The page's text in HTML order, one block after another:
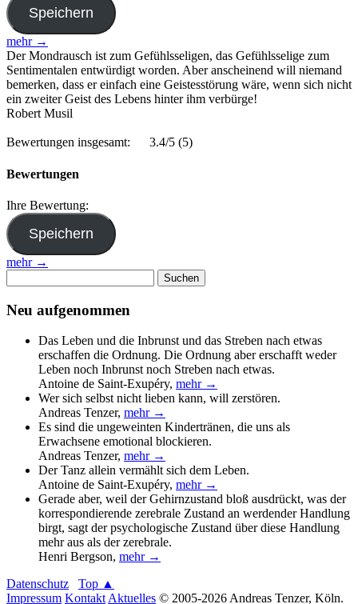
mehr →
Der Mondrausch ist zum Gefühlsseligen, das Gefühlsselige zum
Sentimentalen entwürdigt worden. Aber anscheinend will niemand
bemerken, dass er einfach eine Geistesstörung wäre, wenn sich nicht
ein zweiter Geist des Lebens hinter ihm verbürge!
Robert Musil
Bewertungen insgesamt: 3.4/5 (5)
Bewertungen
Ihre Bewertung:
mehr →
nach:
Neu aufgenommen
Das Leben und die Inbrunst und das Streben nach etwas
erschaffen die Ordnung. Die Ordnung aber erschafft weder
Leben noch Inbrunst noch Streben nach etwas.
Antoine de Saint-Exupéry, mehr →
Wer sich selbst nicht lieben kann, will zerstören.
Andreas Tenzer, mehr →
Es sind die ungeweinten Kindertränen, die uns als
Erwachsene emotional blockieren.
Andreas Tenzer, mehr →
Der Tanz allein vermählt sich dem Leben.
Antoine de Saint-Exupéry, mehr →
Gerade aber, weil der Gehirnzustand bloß ausdrückt, was der
korrespondierende zerebrale Zustand an werdender Handlung
birgt, sagt der psychologische Zustand über diese Handlung
mehr aus als der zerebrale.
Henri Bergson, mehr →
Datenschutz
Top ▲
Impressum Kontakt Aktuelles © 2005-2026 Andreas Tenzer, Köln.